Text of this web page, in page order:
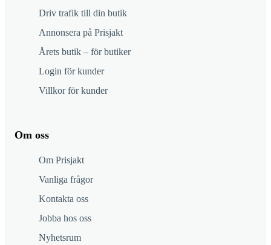
Driv trafik till din butik
Annonsera på Prisjakt
Årets butik – för butiker
Login för kunder
Villkor för kunder
Om oss
Om Prisjakt
Vanliga frågor
Kontakta oss
Jobba hos oss
Nyhetsrum